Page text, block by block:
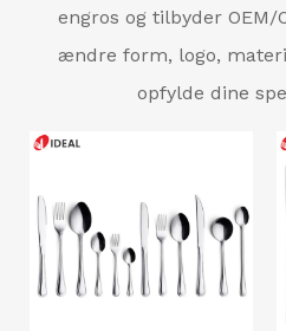
engros og tilbyder OEM/
ændre form, logo,
opfylde dine